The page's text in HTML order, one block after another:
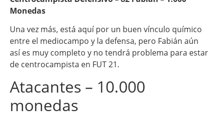
Monedas
Una vez más, está aquí por un buen vínculo químico
entre el mediocampo y la defensa, pero Fabián aún
así es muy completo y no tendrá problema para estar
de centrocampista en FUT 21.
Atacantes – 10.000
monedas